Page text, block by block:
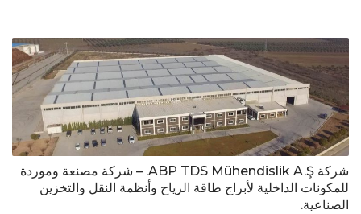
شركة ABP TDS Mühendislik A.Ş. – شركة مصنعة وموردة
للمكونات الداخلية لأبراج طاقة الرياح وأنظمة النقل والتخزين
الصناعية.